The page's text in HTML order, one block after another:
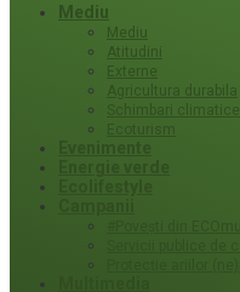
Mediu
Mediu
Atitudini
Externe
Agricultura durabila
Schimbari climatice
Ecoturism